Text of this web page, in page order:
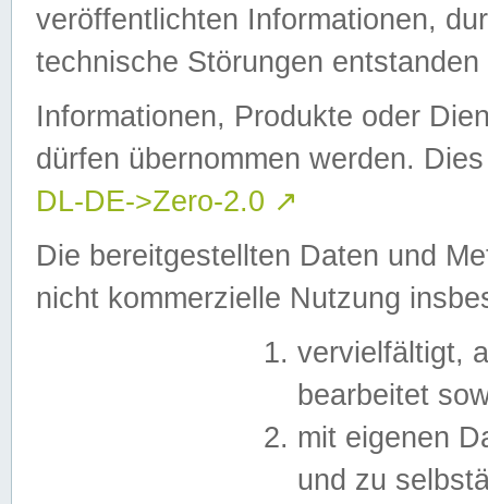
veröffentlichten Informationen,
technische Störungen
Informationen, Produkte oder
dürfen übernommen werden.
DL-DE->Zero-2.0 ↗
Die bereitgestellten Daten und
nicht kommerzielle Nutzung
vervielfältigt,
bearbeitet
mit eigenen
und zu